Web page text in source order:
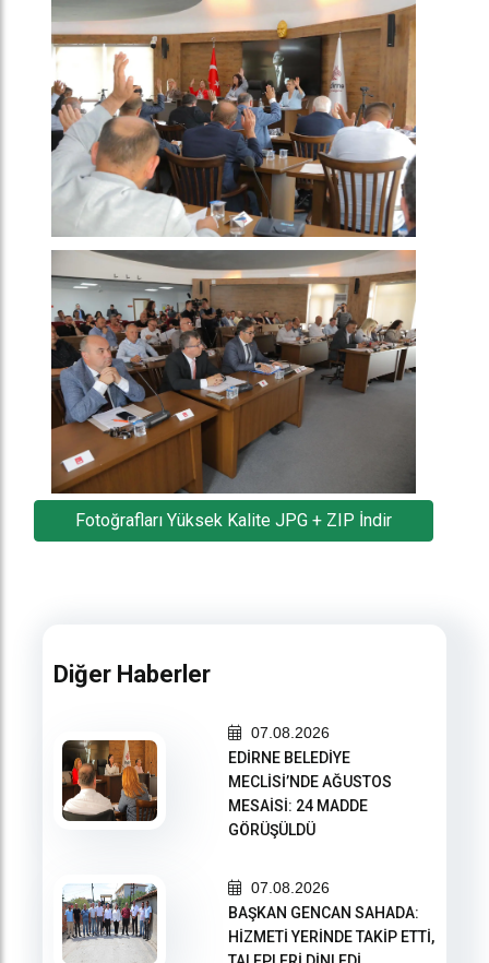
Fotoğrafları Yüksek Kalite JPG + ZIP İndir
Diğer Haberler
07.08.2026
EDİRNE BELEDİYE
MECLİSİ’NDE AĞUSTOS
MESAİSİ: 24 MADDE
GÖRÜŞÜLDÜ
07.08.2026
BAŞKAN GENCAN SAHADA:
HİZMETİ YERİNDE TAKİP ETTİ,